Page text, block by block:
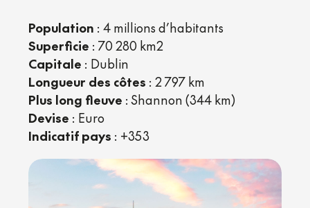
Population : 4 millions d’habitants
Superficie : 70 280 km2
Capitale : Dublin
Longueur des côtes : 2 797 km
Plus long fleuve : Shannon (344 km)
Devise : Euro
Indicatif pays : +353